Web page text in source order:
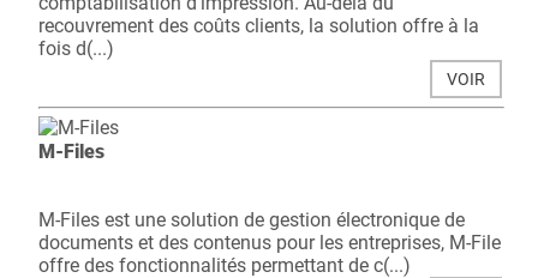
recouvrement des coûts clients, la solution offre à la
fois d(...)
VOIR
M-Files
M-Files est une solution de gestion électronique de
documents et des contenus pour les entreprises, M-File
offre des fonctionnalités permettant de c(...)